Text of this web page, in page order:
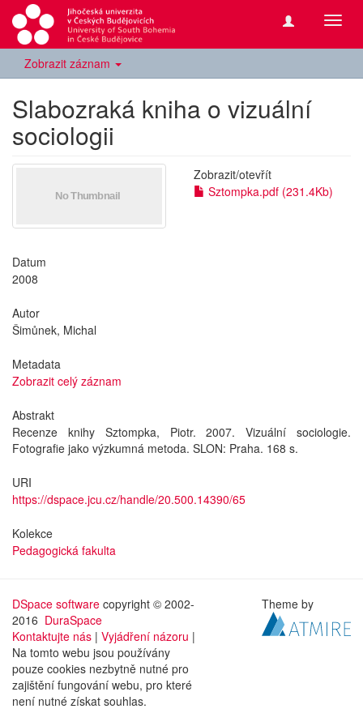
Zobrazit záznam
Slabozraká kniha o vizuální
sociologii
Zobrazit/otevřít
Sztompka.pdf (231.4Kb)
Datum
2008
Autor
Šimůnek, Michal
Metadata
Zobrazit celý záznam
Abstrakt
Recenze knihy Sztompka, Piotr. 2007. Vizuální sociologie.
Fotografie jako výzkumná metoda. SLON: Praha. 168 s.
URI
https://dspace.jcu.cz/handle/20.500.14390/65
Kolekce
Pedagogická fakulta
DSpace software copyright © 2002-
2016 DuraSpace
Kontaktujte nás | Vyjádření názoru |
Na tomto webu jsou používány
pouze cookies nezbytně nutné pro
zajištění fungování webu, pro které
není nutné získat souhlas.
Theme by